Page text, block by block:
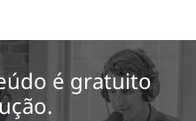
é gratuito